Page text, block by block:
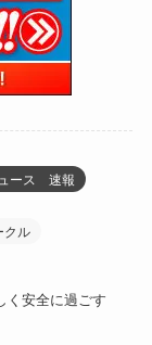
ース 速報
クル
く安全に過ごす